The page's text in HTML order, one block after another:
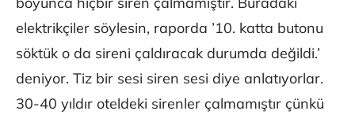
elektrikçiler söylesin, raporda ’10. katta butonu
söktük o da sireni çaldıracak durumda değildi.’
deniyor. Tiz bir sesi siren sesi diye anlatıyorlar.
30-40 yıldır oteldeki sirenler çalmamıştır çünkü